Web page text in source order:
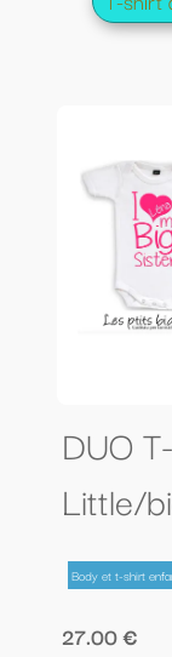
DUO
Little/
Body et t-shirt
27.00 €